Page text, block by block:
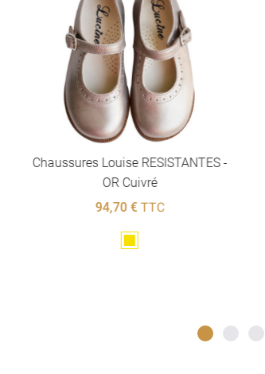
Chaussures Louise RESISTANTES -
OR Cuivré
94,70 €TTC
Doré